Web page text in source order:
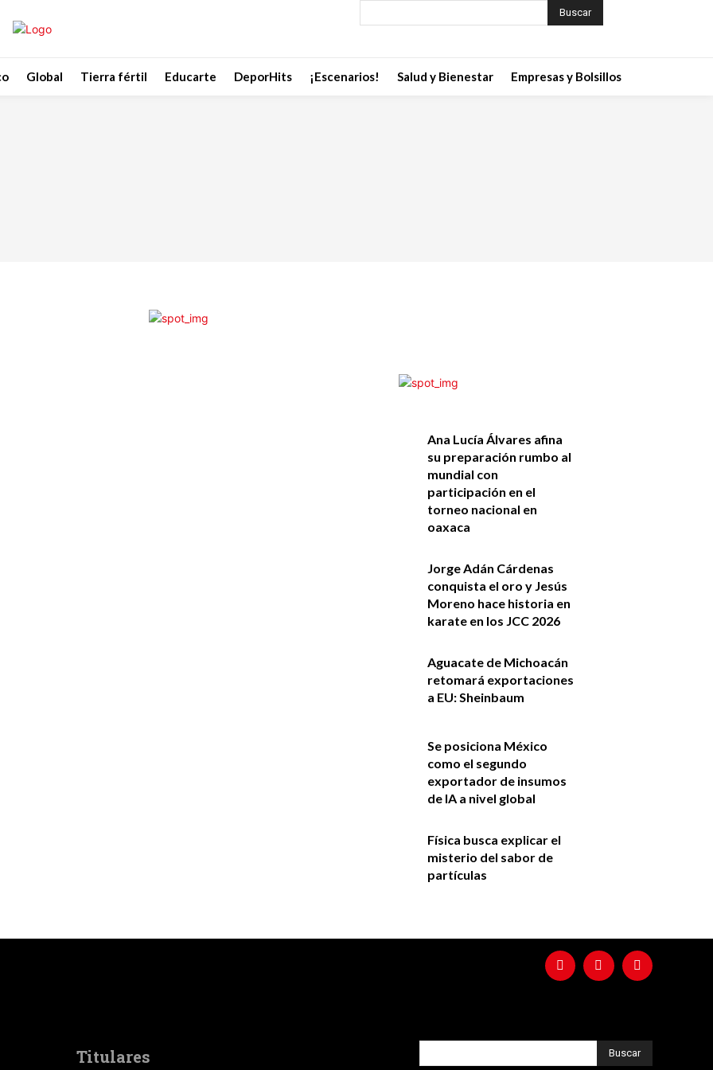
Buscar
Global Tierra fértil Educarte DeporHits ¡Escenarios! Salud y Bienestar Empresas y Bolsillos
Ana Lucía Álvares afina
su preparación rumbo al
mundial con
participación en el
torneo nacional en
oaxaca
Jorge Adán Cárdenas
conquista el oro y Jesús
Moreno hace historia en
karate en los JCC 2026
Aguacate de Michoacán
retomará exportaciones
a EU: Sheinbaum
Se posiciona México
como el segundo
exportador de insumos
de IA a nivel global
Física busca explicar el
misterio del sabor de
partículas
Titulares Buscar